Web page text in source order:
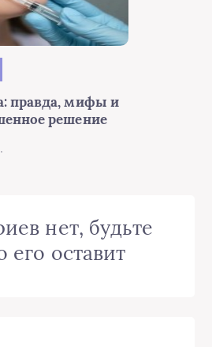
правда, мифы и
решение
нет, будьте
его оставит